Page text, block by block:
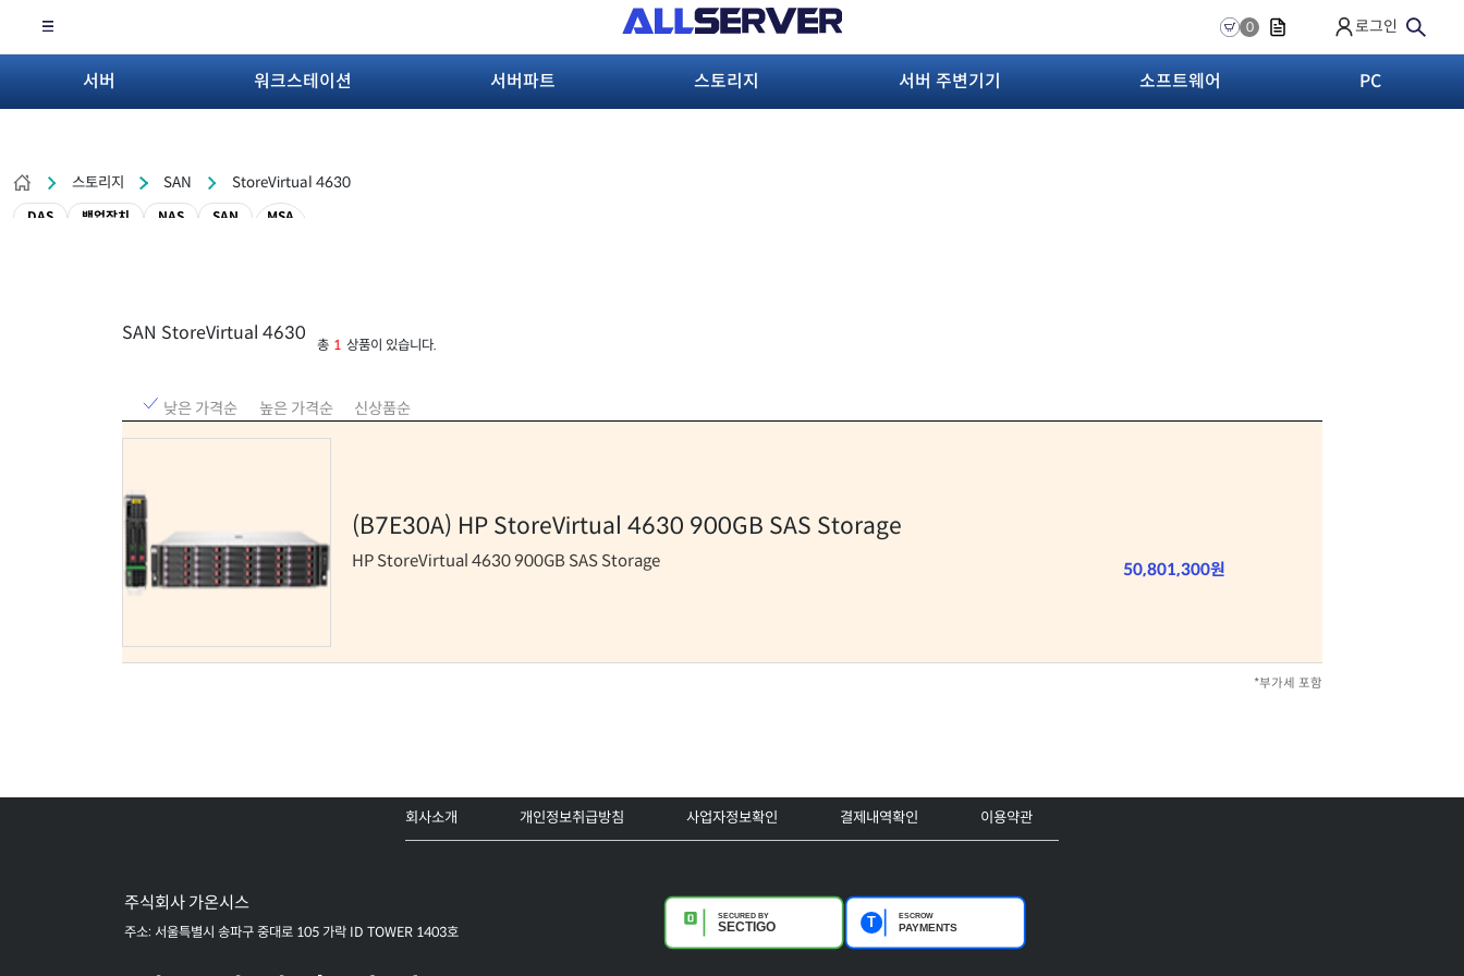
0 로그인
서버 워크스테이션 서버파트 스토리지 서버 주변기기 소프트웨어 PC
스토리지 SAN StoreVirtual 4630
DAS 백업장치 NAS SAN MSA
SAN StoreVirtual 4630
총 1 상품이 있습니다.
낮은 가격순 높은 가격순 신상품순
(B7E30A) HP StoreVirtual 4630 900GB SAS Storage
HP StoreVirtual 4630 900GB SAS Storage 50,801,300원
*부가세 포함
회사소개 개인정보취급방침 사업자정보확인 결제내역확인 이용약관
주식회사 가온시스
주소: 서울특별시 송파구 중대로 105 가락 ID TOWER 1403호